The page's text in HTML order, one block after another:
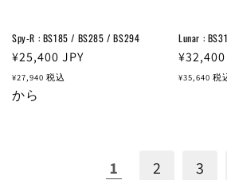
Spy-R : BS185 / BS285 / BS294
通
常
価
¥25,400 JPY
¥27,940 税込
から
Lunar :
通
常
¥32,400
¥35,640 税
1 2 3